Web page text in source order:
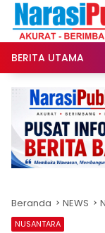
Langsung
konten
BERITA UTAMA
Beranda NEWS
NUSANTARA